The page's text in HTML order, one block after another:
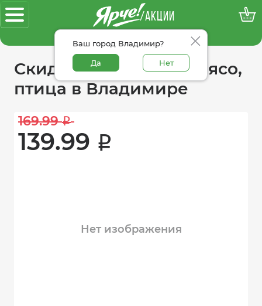
/АКЦИИ
Ваш город Владимир?
Да Нет
100% достоверные акции
Скидки в категории мясо,
птица в Владимире
169.99 i
139.99 i
Нет изображения